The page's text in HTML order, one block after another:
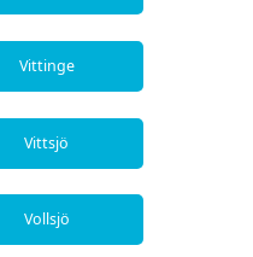
Vittinge
Vittsjö
Vollsjö